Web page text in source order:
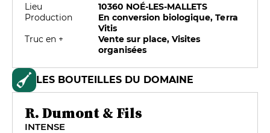
Lieu
10360 NOÉ-LES-MALLETS
Production
En conversion biologique, Terra
Vitis
Truc en +
Vente sur place, Visites
organisées
LES BOUTEILLES DU DOMAINE
R. Dumont & Fils
INTENSE